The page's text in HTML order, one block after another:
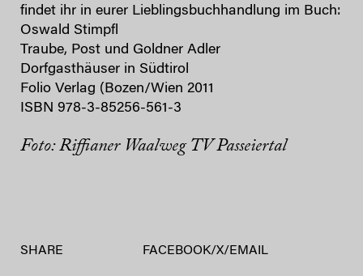
findet ihr in eurer Lieblingsbuchhandlung im Buch:
Oswald Stimpfl
Traube, Post und Goldner Adler
Dorfgasthäuser in Südtirol
Folio Verlag (Bozen/Wien 2011
ISBN 978-3-85256-561-3
Foto: Riffianer Waalweg TV Passeiertal
SHARE FACEBOOK/X/ EMAIL